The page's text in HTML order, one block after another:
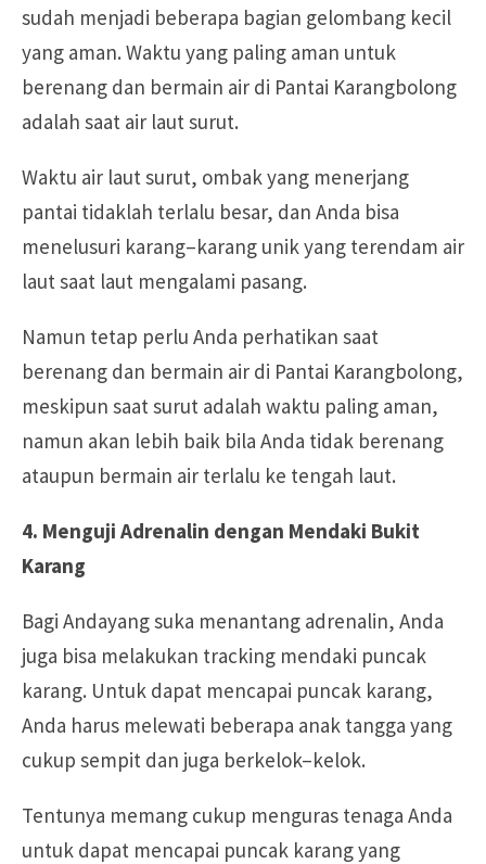
sudah menjadi beberapa bagian gelombang kecil
yang aman. Waktu yang paling aman untuk
berenang dan bermain air di Pantai Karangbolong
adalah saat air laut surut.
Waktu air laut surut, ombak yang menerjang
pantai tidaklah terlalu besar, dan Anda bisa
menelusuri karang–karang unik yang terendam air
laut saat laut mengalami pasang.
Namun tetap perlu Anda perhatikan saat
berenang dan bermain air di Pantai Karangbolong,
meskipun saat surut adalah waktu paling aman,
namun akan lebih baik bila Anda tidak berenang
ataupun bermain air terlalu ke tengah laut.
4. Menguji Adrenalin dengan Mendaki Bukit
Karang
Bagi Andayang suka menantang adrenalin, Anda
juga bisa melakukan tracking mendaki puncak
karang. Untuk dapat mencapai puncak karang,
Anda harus melewati beberapa anak tangga yang
cukup sempit dan juga berkelok–kelok.
Tentunya memang cukup menguras tenaga Anda
untuk dapat mencapai puncak karang yang